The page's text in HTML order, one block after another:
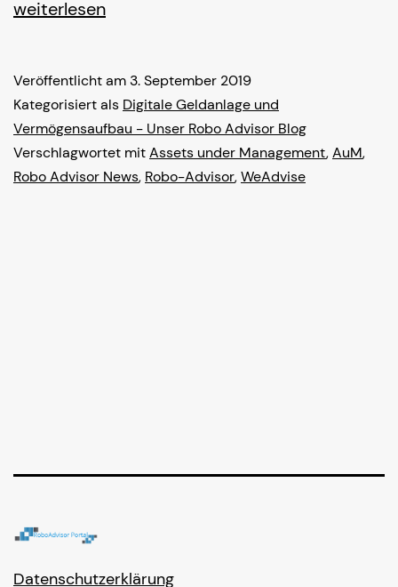
Asset
Volumen
weiterlesen
Veröffentlicht am3. September 2019
Kategorisiert als Digitale Geldanlage und
Vermögensaufbau - Unser Robo Advisor Blog
Verschlagwortet mitAssets under Management,AuM,
Robo Advisor News, Robo-Advisor,WeAdvise
Datenschutzerklärung